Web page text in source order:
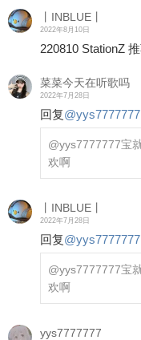
丨INBLUE丨
2022年8月10日
220810 StationZ
菜菜今天在听歌吗
2022年7月28日
回复@yys7777777
@yys7777777宝
欢啊
丨INBLUE丨
2022年7月28日
回复@yys7777777
@yys7777777宝
欢啊
yys7777777